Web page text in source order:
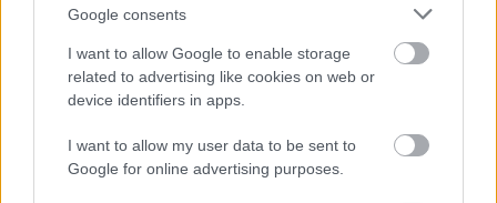
Google consents
I want to allow Google to enable storage
related to advertising like cookies on web or
device identifiers in apps.
I want to allow my user data to be sent to
Google for online advertising purposes.
Második alkalommal rendezik meg augusztus 8-a és
10-e között a Somogy megyei Andocson a Mûvészeti
Napokat. Az ingyenes fesztivál gerincét a színházi
elõadások adják, de a kínálatban koncertek és
gyerekprogramok is szerepelnek. A nyitónapon
Kakasülõ címmel színházi kabaré-elõadást láthat a
közönség -…